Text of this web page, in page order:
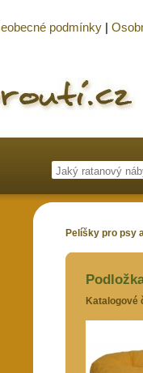
Pelíšky pro psy
Katalogové
podmínky |